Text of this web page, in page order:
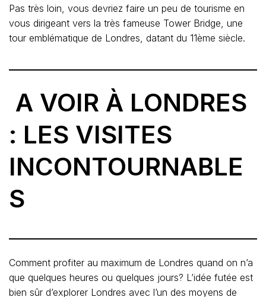
Pas très loin, vous devriez faire un peu de tourisme en
vous dirigeant vers la très fameuse Tower Bridge, une
tour emblématique de Londres, datant du 11ème siècle.
A VOIR À LONDRES
: LES VISITES
INCONTOURNABLE
S
Comment profiter au maximum de Londres quand on n’a
que quelques heures ou quelques jours? L’idée futée est
bien sûr d’explorer Londres avec l’un des moyens de